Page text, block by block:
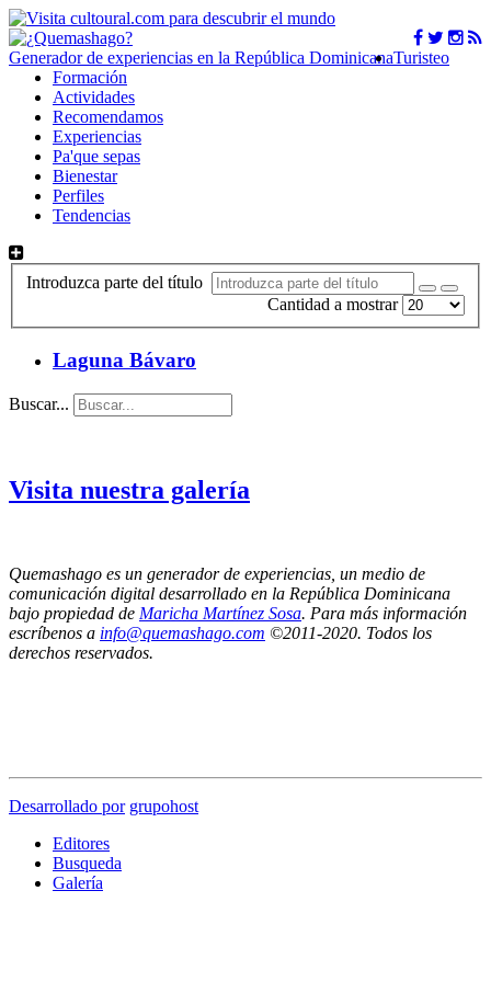
Generador de experiencias en la República DominicanaTuristeo
Formación
Actividades
Recomendamos
Experiencias
Pa'que sepas
Bienestar
Perfiles
Tendencias
Introduzca parte del título
Cantidad a mostrar
Laguna Bávaro
Buscar...
Visita nuestra galería
Quemashago es un generador de experiencias, un medio de
comunicación digital desarrollado en la República Dominicana
bajo propiedad de Maricha Martínez Sosa. Para más información
escríbenos a info@quemashago.com ©2011-2020. Todos los
derechos reservados.
Desarrollado por grupohost
Editores
Busqueda
Galería